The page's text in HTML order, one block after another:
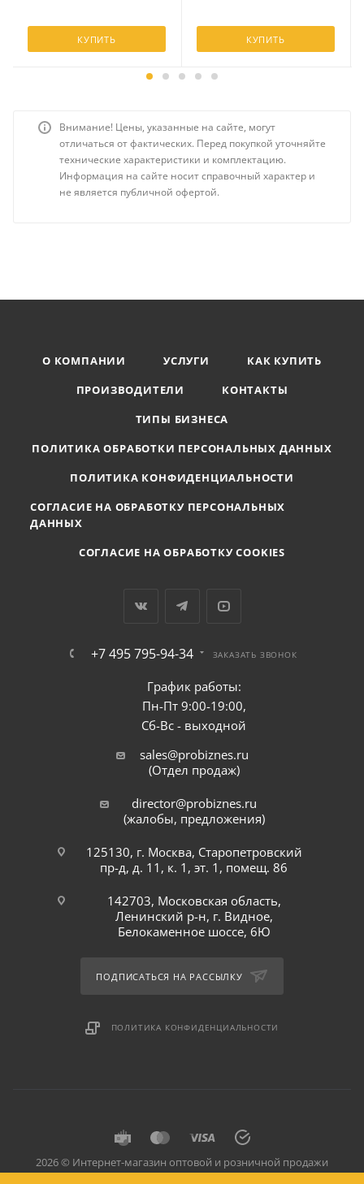
КУПИТЬ КУПИТЬ
Внимание! Цены, указанные на сайте, могут
отличаться от фактических. Перед покупкой уточняйте
технические характеристики и комплектацию.
Информация на сайте носит справочный характер и
не является публичной офертой.
О КОМПАНИИ УСЛУГИ
КАК КУПИТЬ
ПРОИЗВОДИТЕЛИ
КОНТАКТЫ
ТИПЫ БИЗНЕСА
ПОЛИТИКА ОБРАБОТКИ ПЕРСОНАЛЬНЫХ ДАННЫХ
ПОЛИТИКА КОНФИДЕНЦИАЛЬНОСТИ
СОГЛАСИЕ НА ОБРАБОТКУ ПЕРСОНАЛЬНЫХ
ДАННЫХ
СОГЛАСИЕ НА ОБРАБОТКУ COOKIES
+7 495 795-94-34 ЗАКАЗАТЬ ЗВОНОК
График работы:
Пн-Пт 9:00-19:00,
Сб-Вс - выходной
sales@probiznes.ru
(Отдел продаж)
director@probiznes.ru
(жалобы, предложения)
125130, г. Москва, Старопетровский
пр-д, д. 11, к. 1, эт. 1, помещ. 86
142703, Московская область,
Ленинский р-н, г. Видное,
Белокаменное шоссе, 6Ю
ПОДПИСАТЬСЯ НА РАССЫЛКУ
ПОЛИТИКА КОНФИДЕНЦИАЛЬНОСТИ
2026 © Интернет-магазин оптовой и розничной продажи